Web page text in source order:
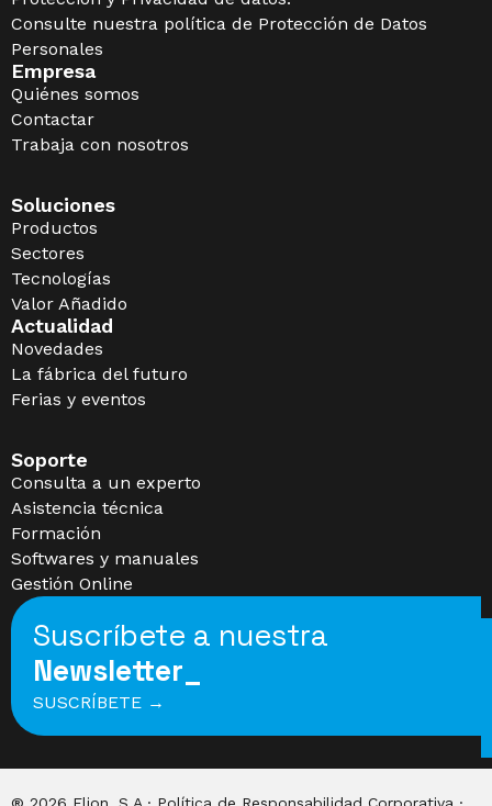
Consulte nuestra política de Protección de Datos
Personales
Empresa
Quiénes somos
Contactar
Trabaja con nosotros
Soluciones
Productos
Sectores
Tecnologías
Valor Añadido
Actualidad
Novedades
La fábrica del futuro
Ferias y eventos
Soporte
Consulta a un experto
Asistencia técnica
Formación
Softwares y manuales
Gestión Online
Suscríbete a nuestra
Newsletter_
SUSCRÍBETE →